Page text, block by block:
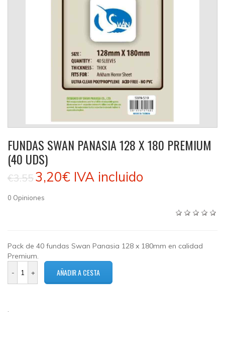
FUNDAS SWAN PANASIA 128 X 180 PREMIUM
(40 UDS)
€3.553,20€ IVA incluido
0 Opiniones
Pack de 40 fundas Swan Panasia 128 x 180mm en calidad
Premium.